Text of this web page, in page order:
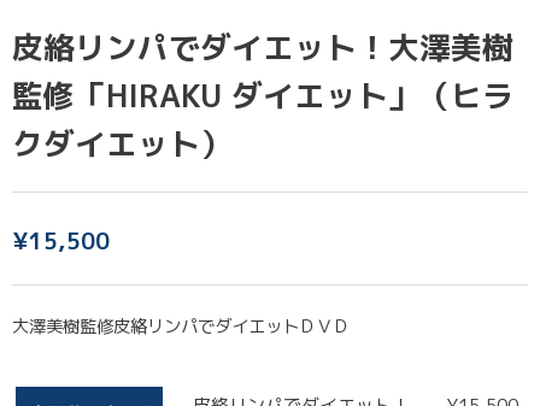
皮絡リンパでダイエット！大澤美樹
監修「HIRAKU ダイエット」（ヒラ
クダイエット）
¥15,500
大澤美樹監修皮絡リンパでダイエットＤＶＤ